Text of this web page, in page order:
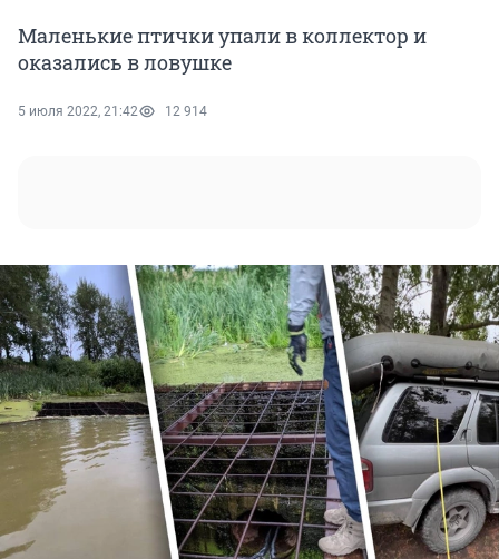
Маленькие птички упали в коллектор и
оказались в ловушке
5 июля 2022, 21:42 12 914